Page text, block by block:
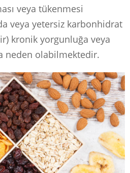
veya tükenmesi
veya yetersiz karbonhidrat
kronik yorgunluğa veya
neden olabilmektedir.